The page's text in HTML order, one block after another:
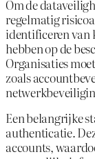
Om de
regelmatig
identificeren van
hebben op de
Organisaties
zoals
Een belangrijke
authenticatie.
accounts,